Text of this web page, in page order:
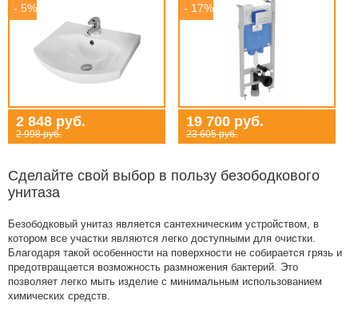
- 5%
2 848 руб.
2 998 руб.
- 17%
19 700 руб.
23 605 руб.
Сделайте свой выбор в пользу безободкового
унитаза
Безободковый унитаз является сантехническим устройством, в
котором все участки являются легко доступными для очистки.
Благодаря такой особенности на поверхности не собирается грязь и
предотвращается возможность размножения бактерий. Это
позволяет легко мыть изделие с минимальным использованием
химических средств.